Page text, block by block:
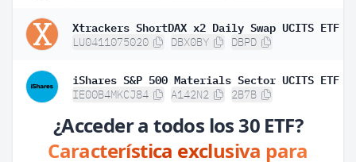
Xtrackers ShortDAX x2 Daily Swap UCITS ETF
LU0411075020 DBX0BY DBPD
iShares S&P 500 Materials Sector UCITS ETF
IE00B4MKCJ84 A142N2 2B7B
¿Acceder a todos los 30 ETF?
Característica exclusiva para